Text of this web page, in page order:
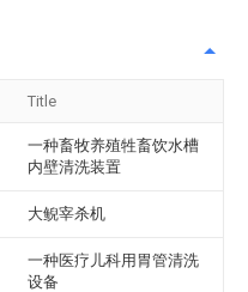
Title
一种畜牧养殖牲畜饮水槽
内壁清洗装置
大鲵宰杀机
一种医疗儿科用胃管清洗
设备